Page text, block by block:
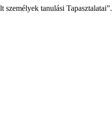
tanulási Tapasztalatai”.